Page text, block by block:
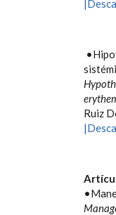
Ruiz